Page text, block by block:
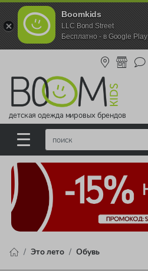
Boomkids
LLC Bond Street
Бесплатно - в Google Play
детская одежда мировых брендов
Это лето Обувь